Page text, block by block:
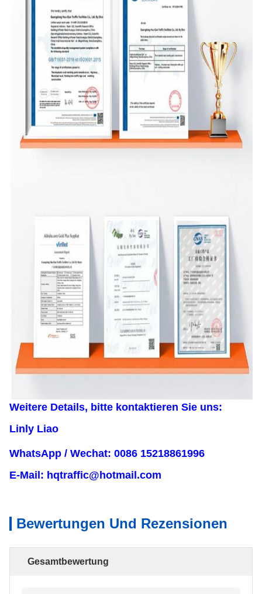
Weitere Details, bitte kontaktieren Sie uns:
Linly Liao
WhatsApp / Wechat: 0086 15218861996
E-Mail: hqtraffic@hotmail.com
Bewertungen Und Rezensionen
Gesamtbewertung